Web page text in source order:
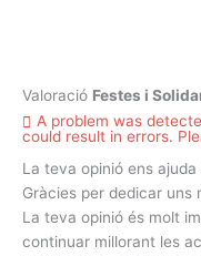
Valoració Festes i
A problem was
could result in errors.
La teva opinió ens
Gràcies per dedicar uns
La teva opinió és molt
continuar millorant les